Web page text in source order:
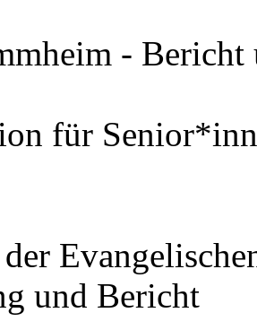
- Bericht
für
und Bericht